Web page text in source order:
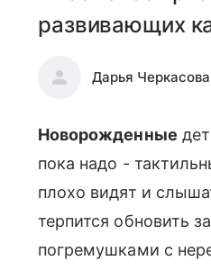
развивающих
Дарья Черкасова
Новорожденные
пока надо -
плохо видят и
терпится обновить
погремушками с